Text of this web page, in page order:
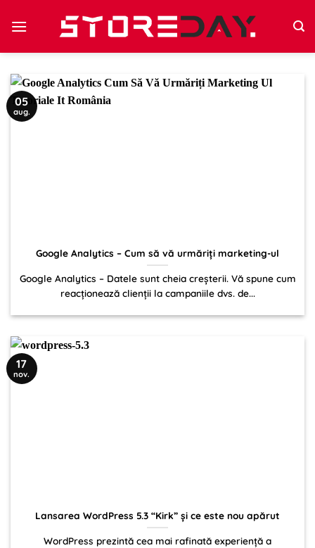
Google Analytics – Cum să vă urmăriți marketing-ul
Google Analytics – Datele sunt cheia creșterii. Vă spune cum
reacționează clienții la campaniile dvs. de...
05
aug.
Lansarea WordPress 5.3 “Kirk” și ce este nou apărut
WordPress prezintă cea mai rafinată experiență a
17
nov.